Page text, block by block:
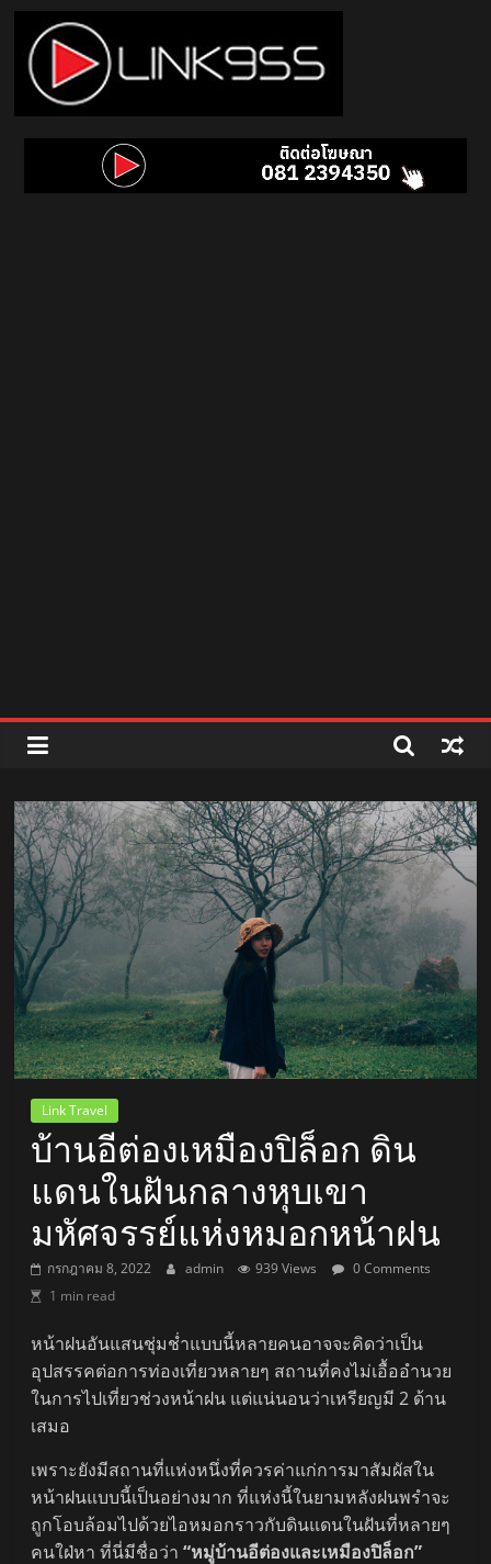
Skip
content
Link
95.5
ลพบุรี
สถานี
ลพบุรี
วิทยุ
FM
ลพบุรี
Link Travel
บ้านอีต่องเหมืองปิล็อก ดิน
แดนในฝันกลางหุบเขา
มหัศจรรย์แห่งหมอกหน้าฝน
กรกฎาคม 8, 2022 admin 939 Views
0 Comments
1 min read
หน้าฝนอันแสนชุ่มช่ำแบบนี้หลายคนอาจจะคิดว่าเป็น
อุปสรรคต่อการท่องเที่ยวหลายๆ สถานที่คงไม่เอื้ออำนวย
ในการไปเที่ยวช่วงหน้าฝน แต่แน่นอนว่าเหรียญมี 2 ด้าน
เสมอ
เพราะยังมีสถานที่แห่งหนึ่งที่ควรค่าแก่การมาสัมผัสใน
หน้าฝนแบบนี้เป็นอย่างมาก ที่แห่งนี้ในยามหลังฝนพรำจะ
ถูกโอบล้อมไปด้วยไอหมอกราวกับดินแดนในฝันที่หลายๆ
คนใฝ่หา ที่นี่มีชื่อว่า“หมู่บ้านอีต่องและเหมืองปิล็อก”